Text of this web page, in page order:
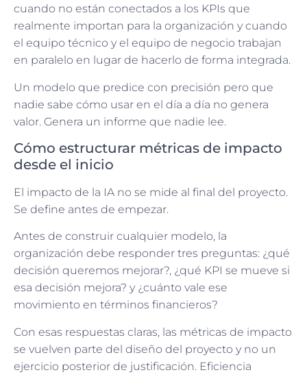
cuando no están conectados a los KPIs que
realmente importan para la organización y cuando
el equipo técnico y el equipo de negocio trabajan
en paralelo en lugar de hacerlo de forma integrada.
Un modelo que predice con precisión pero que
nadie sabe cómo usar en el día a día no genera
valor. Genera un informe que nadie lee.
Cómo estructurar métricas de impacto
desde el inicio
El impacto de la IA no se mide al final del proyecto.
Se define antes de empezar.
Antes de construir cualquier modelo, la
organización debe responder tres preguntas: ¿qué
decisión queremos mejorar?, ¿qué KPI se mueve si
esa decisión mejora? y ¿cuánto vale ese
movimiento en términos financieros?
Con esas respuestas claras, las métricas de impacto
se vuelven parte del diseño del proyecto y no un
ejercicio posterior de justificación. Eficiencia